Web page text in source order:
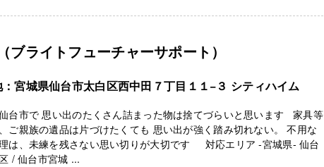
ブライトフューチャーサポート）
宮城県仙台市太白区西中田７丁目１１−３ シティハイム
台市で 思い出のたくさん詰まった物は捨てづらいと思います 家具等
ご親族の遺品は片づけたくても 思い出が強く踏み切れない。 不用な
は、未練を残さない思い切りが大切です 対応エリア -宮城県- 仙台
/ 仙台市宮城 ...